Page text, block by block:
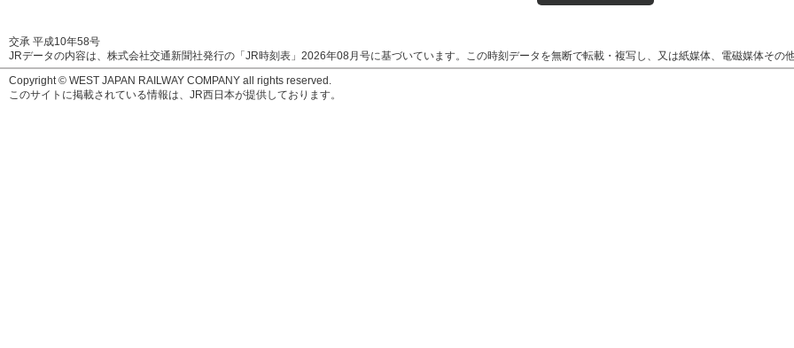
交承 平成10年58号
JRデータの内容は、株式会社交通新聞社発行の「JR時刻表」 2026年08月号に基づいています。この時刻データを無断で転載・複写し、又は紙媒体、電磁媒体その
Copyright © WEST JAPAN RAILWAY COMPANY all rights reserved.
このサイトに掲載されている情報は、JR西日本が提供しております。